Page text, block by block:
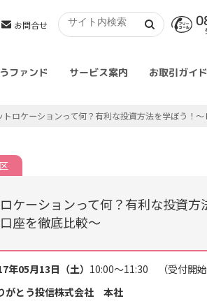
お問合せ
ファンド サービス案内 お取引ガイド
トロケーションって何？有利な投資方法を学ぼう！
ケーションって何？有利な投資方
座を徹底比較～
年05月13日（土） 10:00～11:30 （受付開始
がとう投信株式会社 本社